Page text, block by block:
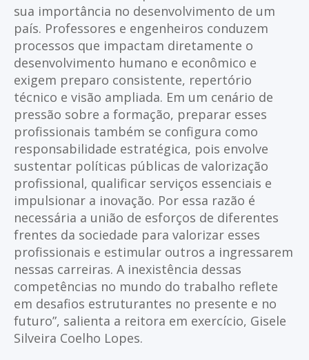
sua importância no desenvolvimento de um
país. Professores e engenheiros conduzem
processos que impactam diretamente o
desenvolvimento humano e econômico e
exigem preparo consistente, repertório
técnico e visão ampliada. Em um cenário de
pressão sobre a formação, preparar esses
profissionais também se configura como
responsabilidade estratégica, pois envolve
sustentar políticas públicas de valorização
profissional, qualificar serviços essenciais e
impulsionar a inovação. Por essa razão é
necessária a união de esforços de diferentes
frentes da sociedade para valorizar esses
profissionais e estimular outros a ingressarem
nessas carreiras. A inexistência dessas
competências no mundo do trabalho reflete
em desafios estruturantes no presente e no
futuro”, salienta a reitora em exercício, Gisele
Silveira Coelho Lopes.